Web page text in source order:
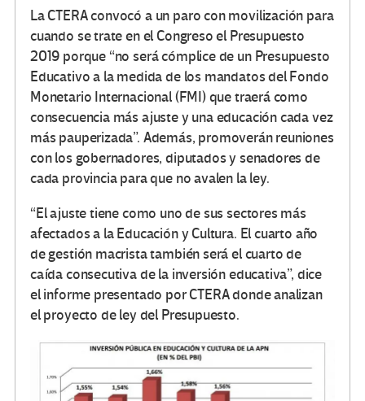
La CTERA convocó a un paro con movilización para
cuando se trate en el Congreso el Presupuesto
2019 porque “no será cómplice de un Presupuesto
Educativo a la medida de los mandatos del Fondo
Monetario Internacional (FMI) que traerá como
consecuencia más ajuste y una educación cada vez
más pauperizada”. Además, promoverán reuniones
con los gobernadores, diputados y senadores de
cada provincia para que no avalen la ley.
“El ajuste tiene como uno de sus sectores más
afectados a la Educación y Cultura. El cuarto año
de gestión macrista también será el cuarto de
caída consecutiva de la inversión educativa”, dice
el informe presentado por CTERA donde analizan
el proyecto de ley del Presupuesto.